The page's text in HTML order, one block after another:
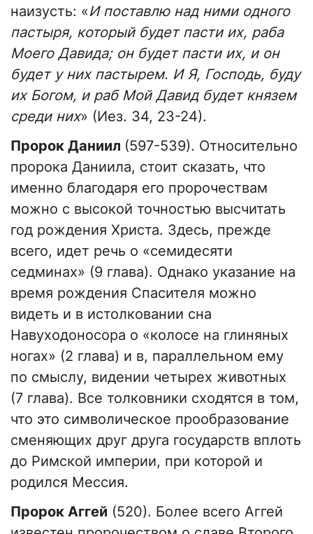
наизусть: «И поставлю над ними одного
пастыря, который будет пасти их, раба
Моего Давида; он будет пасти их, и он
будет у них пастырем. И Я, Господь, буду
их Богом, и раб Мой Давид будет князем
среди них» (Иез. 34, 23-24).
Пророк Даниил (597-539). Относительно
пророка Даниила, стоит сказать, что
именно благодаря его пророчествам
можно с высокой точностью высчитать
год рождения Христа. Здесь, прежде
всего, идет речь о «семидесяти
седминах» (9 глава). Однако указание на
время рождения Спасителя можно
видеть и в истолковании сна
Навуходоносора о «колосе на глиняных
ногах» (2 глава) и в, параллельном ему
по смыслу, видении четырех животных
(7 глава). Все толковники сходятся в том,
что это символическое прообразование
сменяющих друг друга государств вплоть
до Римской империи, при которой и
родился Мессия.
Пророк Аггей (520). Более всего Аггей